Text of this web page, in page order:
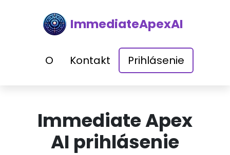
ImmediateApexAI
O Kontakt Prihlásenie
Immediate Apex
AI prihlásenie